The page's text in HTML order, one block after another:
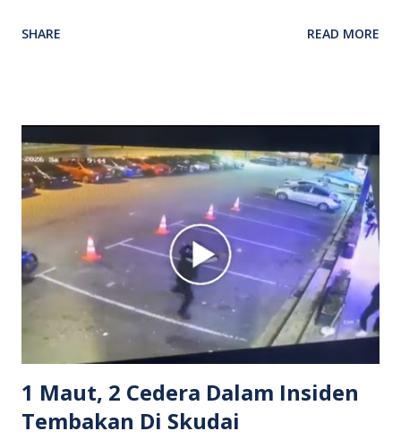
antara seorang lelaki warga asing dengan pemandu Grab
Grab bertindak mempertahankan wanita terbabit sebelum
berlaku pertikaman lidah antara kedua-dua pihak. Video
berkenaan kini tular di media sosial dan mendapat pelbagai
reaksi orang ramai. Antara komen orang awam yang tular di
media sosial mengenai insiden tersebut ialah ramai yang
meluahkan rasa marah terhadap tindakan lelaki berkenaan
serta memuji pemandu Grab kerana campur tangan.
Sebahagian netizen turut meminta pihak berkuasa
mengambil tindakan tegas, manakala ada yang bersimpati
terhadap wanita dipercayai menjadi mangs...
SHARE READ MORE
1 Maut, 2 Cedera Dalam Insiden
Tembakan Di Skudai